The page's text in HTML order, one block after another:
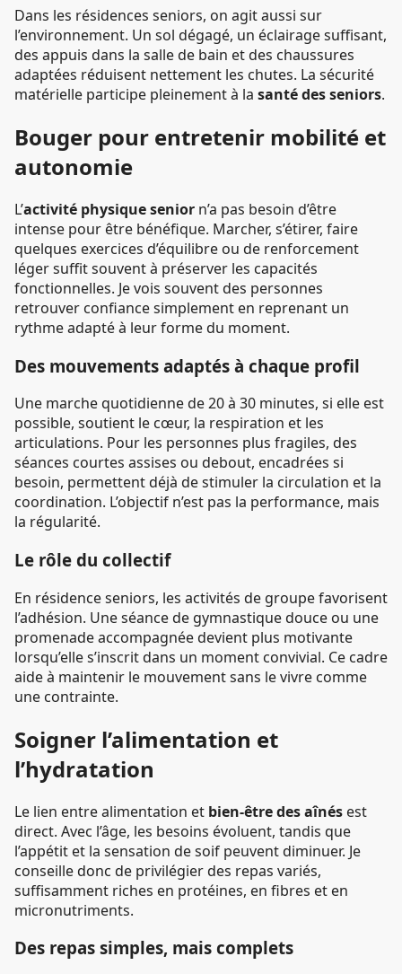
Dans les résidences seniors, on agit aussi sur
l’environnement. Un sol dégagé, un éclairage suffisant,
des appuis dans la salle de bain et des chaussures
adaptées réduisent nettement les chutes. La sécurité
matérielle participe pleinement à la santé des seniors.
Bouger pour entretenir mobilité et
autonomie
L’activité physique senior n’a pas besoin d’être
intense pour être bénéfique. Marcher, s’étirer, faire
quelques exercices d’équilibre ou de renforcement
léger suffit souvent à préserver les capacités
fonctionnelles. Je vois souvent des personnes
retrouver confiance simplement en reprenant un
rythme adapté à leur forme du moment.
Des mouvements adaptés à chaque profil
Une marche quotidienne de 20 à 30 minutes, si elle est
possible, soutient le cœur, la respiration et les
articulations. Pour les personnes plus fragiles, des
séances courtes assises ou debout, encadrées si
besoin, permettent déjà de stimuler la circulation et la
coordination. L’objectif n’est pas la performance, mais
la régularité.
Le rôle du collectif
En résidence seniors, les activités de groupe favorisent
l’adhésion. Une séance de gymnastique douce ou une
promenade accompagnée devient plus motivante
lorsqu’elle s’inscrit dans un moment convivial. Ce cadre
aide à maintenir le mouvement sans le vivre comme
une contrainte.
Soigner l’alimentation et
l’hydratation
Le lien entre alimentation et bien-être des aînés est
direct. Avec l’âge, les besoins évoluent, tandis que
l’appétit et la sensation de soif peuvent diminuer. Je
conseille donc de privilégier des repas variés,
suffisamment riches en protéines, en fibres et en
micronutriments.
Des repas simples, mais complets